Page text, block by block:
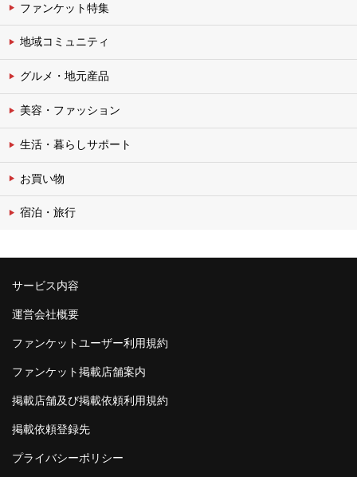
ファンケット特集
地域コミュニティ
グルメ・地元産品
美容・ファッション
生活・暮らしサポート
お買い物
宿泊・旅行
サービス内容
運営会社概要
ファンケットユーザー利用規約
ファンケット掲載店舗案内
掲載店舗及び掲載依頼利用規約
掲載依頼登録先
プライバシーポリシー